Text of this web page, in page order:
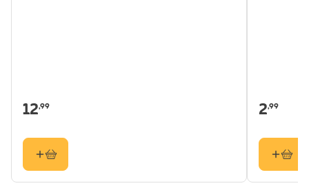
12,99 2,99